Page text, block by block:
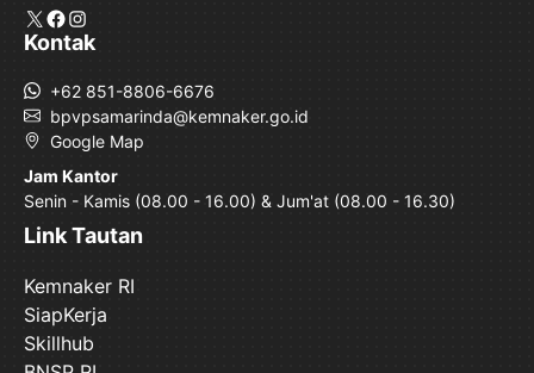
X Facebook
Instagram
Kontak
+62 851-8806-6676
bpvpsamarinda@kemnaker.go.id
Google Map
Jam Kantor
Senin - Kamis (08.00 - 16.00) & Jum'at (08.00 - 16.30)
Link Tautan
Kemnaker RI
SiapKerja
Skillhub